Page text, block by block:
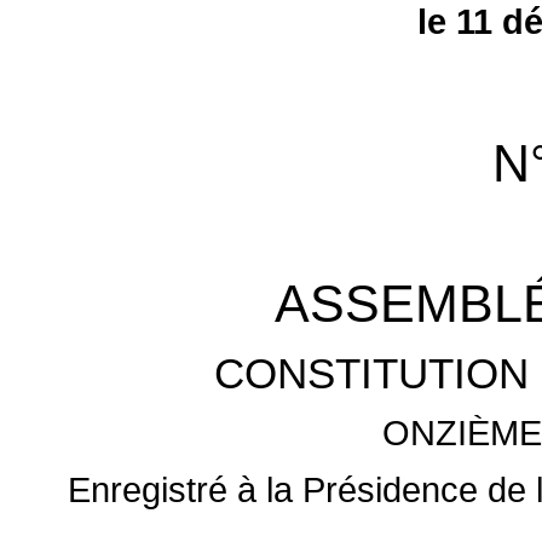
le 11
Enregistré à la Présidence